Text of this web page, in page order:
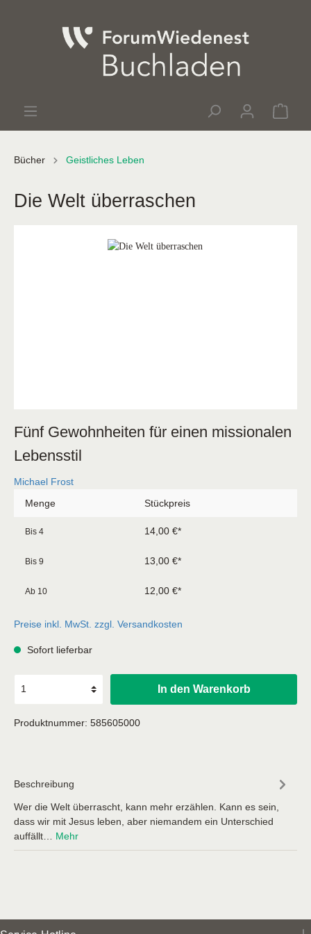
Bücher Geistliches Leben
Die Welt überraschen
Fünf Gewohnheiten für einen missionalen
Lebensstil
Michael Frost
Menge
Stückpreis
Bis 4 14,00 €*
Bis 9 13,00 €*
Ab 10 12,00 €*
Preise inkl. MwSt. zzgl. Versandkosten
Sofort lieferbar
In den Warenkorb
Produktnummer: 585605000
Beschreibung
Wer die Welt überrascht, kann mehr erzählen. Kann es sein,
dass wir mit Jesus leben, aber niemandem ein Unterschied
auffällt… Mehr